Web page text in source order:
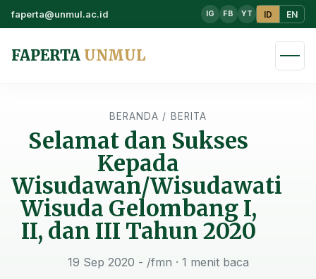
faperta@unmul.ac.id IG FB YT ID EN
FAPERTA UNMUL
BERANDA / BERITA
Selamat dan Sukses
Kepada
Wisudawan/Wisudawati
Wisuda Gelombang I,
II, dan III Tahun 2020
19 Sep 2020 - /fmn · 1 menit baca